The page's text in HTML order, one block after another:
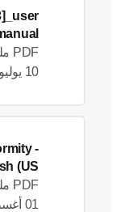
manual
PDF ملف, 11.4 MB
10 يوليو, 2026
(US)
PDF ملف,
01 أغسطس, 2026